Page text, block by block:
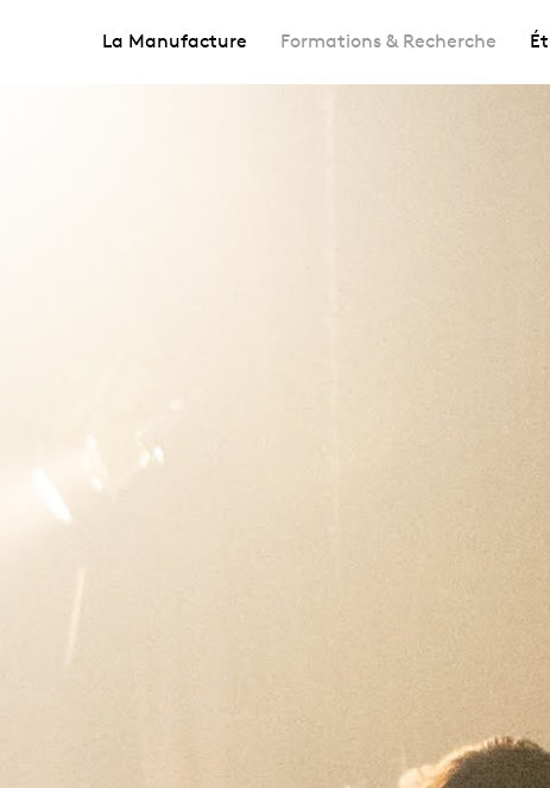
La Manufacture Formations & Recherche